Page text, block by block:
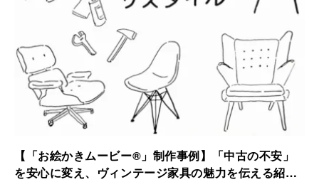
【「お絵かきムービー®」制作事例】「中古の不安」
を安心に変え、ヴィンテージ家具の魅力を伝える紹介